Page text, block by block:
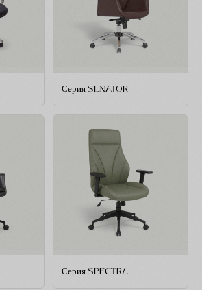
Серия SENATOR
Серия SPECTRA